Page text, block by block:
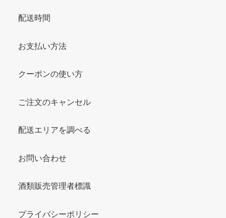
配送時間
お支払い方法
クーポンの使い方
ご注文のキャンセル
配送エリアを調べる
お問い合わせ
酒類販売管理者標識
プライバシーポリシー